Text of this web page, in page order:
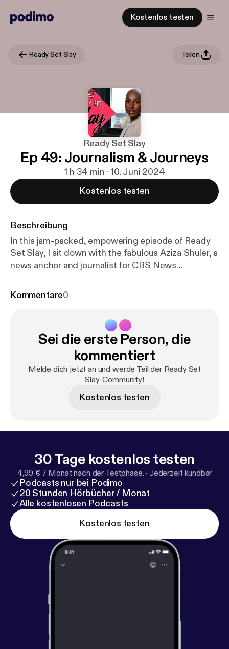
Kostenlos testen
Ready Set Slay Teilen
Ready Set Slay
Ep 49: Journalism & Journeys
1 h 34 min · 10. Juni 2024
Kostenlos testen
Beschreibung
In this jam-packed, empowering episode of Ready
Set Slay, I sit down with the fabulous Aziza Shuler, a
news anchor and journalist for CBS News
living out her lifelong dream of becoming a reporter
eczema, her path to self-acceptance, and her
expert tips for perfecting an on-camera makeup
routine. Tune in for an inspiring conversation about
resilience, ambition, and authenticity with Aziza
Shuler. Don't miss it!
Kommentare0
Sei die erste Person, die
kommentiert
Melde dich jetzt an und werde Teil der Ready Set
Slay-Community!
Kostenlos testen
30 Tage kostenlos testen
4,99 € / Monat nach der Testphase. · Jederzeit kündbar
Podcasts nur bei Podimo
20 Stunden Hörbücher / Monat
Alle kostenlosen Podcasts
Kostenlos testen